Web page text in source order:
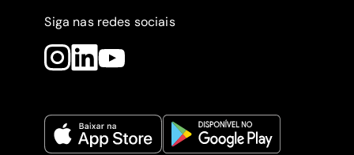
Siga nas redes sociais